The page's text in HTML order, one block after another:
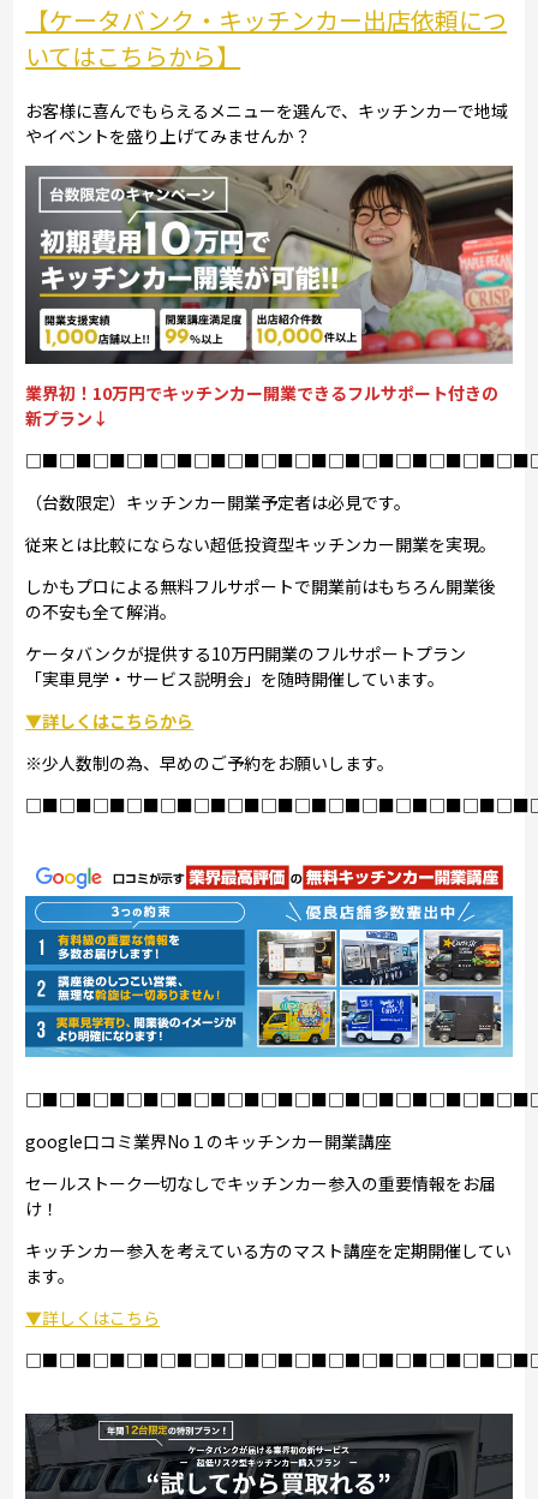
【ケータバンク・キッチンカー出店依頼につ
いてはこちらから】
お客様に喜んでもらえるメニューを選んで、キッチンカーで地域
やイベントを盛り上げてみませんか？
業界初！10万円でキッチンカー開業できるフルサポート付きの
新プラン↓
（台数限定）キッチンカー開業予定者は必見です。
従来とは比較にならない超低投資型キッチンカー開業を実現。
しかもプロによる無料フルサポートで開業前はもちろん開業後
の不安も全て解消。
ケータバンクが提供する10万円開業のフルサポートプラン
「実車見学・サービス説明会」を随時開催しています。
▼詳しくはこちらから
※少人数制の為、早めのご予約をお願いします。
google口コミ業界No１のキッチンカー開業講座
セールストーク一切なしでキッチンカー参入の重要情報をお届
け！
キッチンカー参入を考えている方のマスト講座を定期開催してい
ます。
▼詳しくはこちら